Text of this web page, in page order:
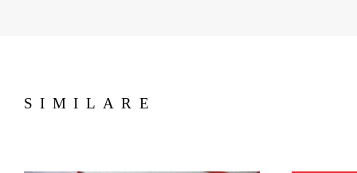
SIMILARE